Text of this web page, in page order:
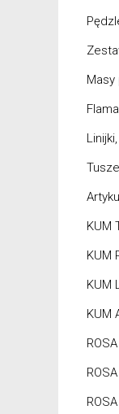
KUM
KUM
KUM
KUM